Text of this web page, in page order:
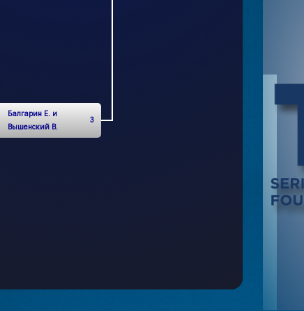
Балгарин Е. и
Вышенский В.
3